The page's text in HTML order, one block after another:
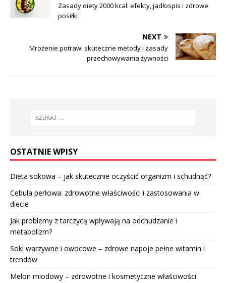
Zasady diety 2000 kcal: efekty, jadłospis i zdrowe
posiłki
NEXT
Mrożenie potraw: skuteczne metody i zasady
przechowywania żywności
OSTATNIE WPISY
Dieta sokowa – jak skutecznie oczyścić organizm i schudnąć?
Cebula perłowa: zdrowotne właściwości i zastosowania w
diecie
Jak problemy z tarczycą wpływają na odchudzanie i
metabolizm?
Soki warzywne i owocowe – zdrowe napoje pełne witamin i
trendów
Melon miodowy – zdrowotne i kosmetyczne właściwości